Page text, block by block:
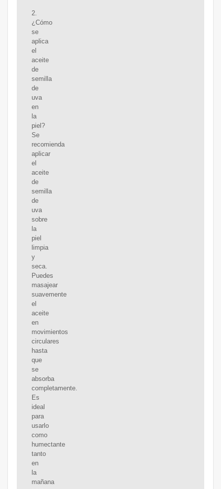
2.
¿Cómo
se
aplica
el
aceite
de
semilla
de
uva
en
la
piel?
Se
recomienda
aplicar
el
aceite
de
semilla
de
uva
sobre
la
piel
limpia
y
seca.
Puedes
masajear
suavemente
el
aceite
en
movimientos
circulares
hasta
que
se
absorba
completamente.
Es
ideal
para
usarlo
como
humectante
tanto
en
la
mañana